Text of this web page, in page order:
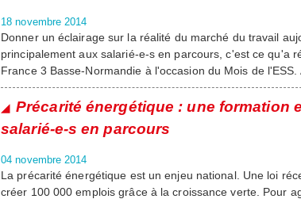
18 novembre 2014
Donner un éclairage sur la réalité du marché du travail
principalement aux salarié-e-s en parcours, c'est ce qu'a
France 3 Basse-Normandie à l'occasion du Mois de
Précarité énergétique : une formation
salarié-e-s en parcours
04 novembre 2014
La précarité énergétique est un enjeu national. Une loi
créer 100 000 emplois grâce à la croissance verte. Pour